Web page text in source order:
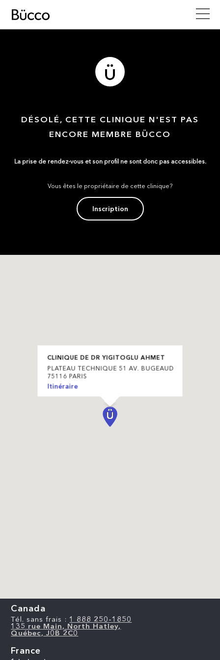
DÉSOLÉ, CETTE CLINIQUE N'EST PAS
ENCORE MEMBRE BÜCCO
La prise de rendez-vous et son profil ne sont donc pas accessibles.
Vous êtes le propriétaire de cette clinique?
Inscription
CLINIQUE DE DR YIGITOGLU AHMET
PLATEAU TECHNIQUE 51 AV. BUGEAUD
75116 PARIS
Itinéraire
Canada
Tél. sans frais : 1 888 250-1850
135 rue Main, North Hatley,
Québec, J0B 2C0
France